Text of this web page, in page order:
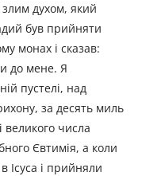
духом, який
був прийняти
монах і сказав:
до мене. Я
пустелі, над
за десять миль
великого числа
Євтимія, а коли
Ісуса і прийняли